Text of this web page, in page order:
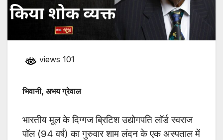
views 101
भिवानी, अभय ग्रेवाल
भारतीय मूल के दिग्गज ब्रिटिश उद्योगपति लॉर्ड स्वराज
पॉल (94 वर्ष) का गुरुवार शाम लंदन के एक अस्पताल में